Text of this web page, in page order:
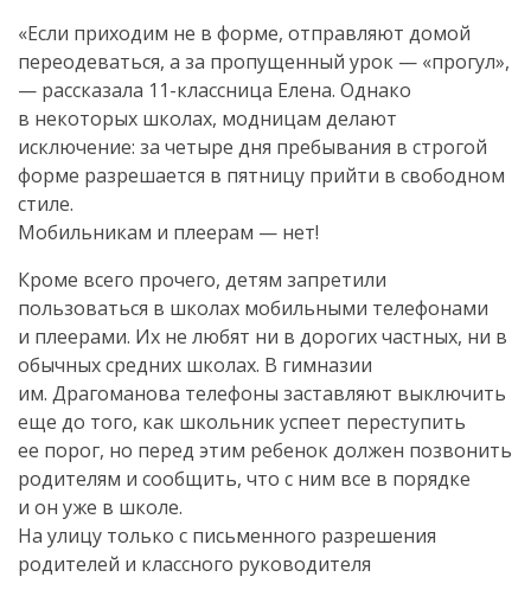
«Если приходим не в форме, отправляют домой
переодеваться, а за пропущенный урок — «прогул»,
— рассказала 11-классница Елена. Однако
в некоторых школах, модницам делают
исключение: за четыре дня пребывания в строгой
форме разрешается в пятницу прийти в свободном
стиле.
Мобильникам и плеерам — нет!
Кроме всего прочего, детям запретили
пользоваться в школах мобильными телефонами
и плеерами. Их не любят ни в дорогих частных, ни в
обычных средних школах. В гимназии
им. Драгоманова телефоны заставляют выключить
еще до того, как школьник успеет переступить
ее порог, но перед этим ребенок должен позвонить
родителям и сообщить, что с ним все в порядке
и он уже в школе.
На улицу только с письменного разрешения
родителей и классного руководителя